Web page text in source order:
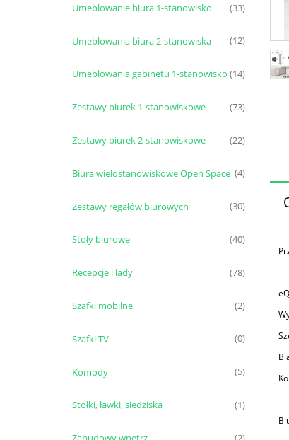
Umeblowanie biura 1-stanowisko (33)
Umeblowania biura 2-stanowiska (12)
Umeblowania gabinetu 1-stanowisko (14)
Zestawy biurek 1-stanowiskowe (73)
Zestawy biurek 2-stanowiskowe (22)
Biura wielostanowiskowe Open Space (4)
Zestawy regałów biurowych (30)
Stoły biurowe (40)
Recepcje i lady (78)
Szafki mobilne (2)
Szafki TV (0)
Komody (5)
Stołki, ławki, siedziska (1)